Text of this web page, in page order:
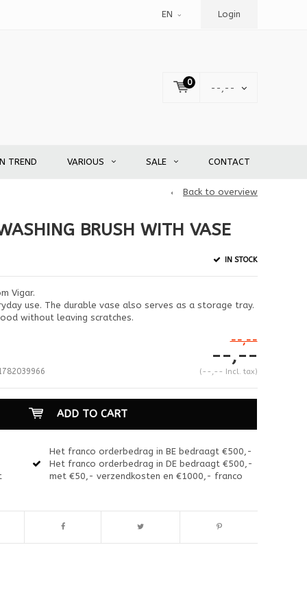
EN Login
0
--,--
TREND VARIOUS SALE CONTACT
Back to overview
BRUSH WITH VASE
IN STOCK
Vigar.
use. The durable vase also serves as a storage tray.
without leaving scratches.
--,--
--,--
(--,-- Incl. tax)
ADD TO CART
Het franco orderbedrag in BE bedraagt €500,-
Het franco orderbedrag in DE bedraagt €500,-
met €50,- verzendkosten en €1000,- franco